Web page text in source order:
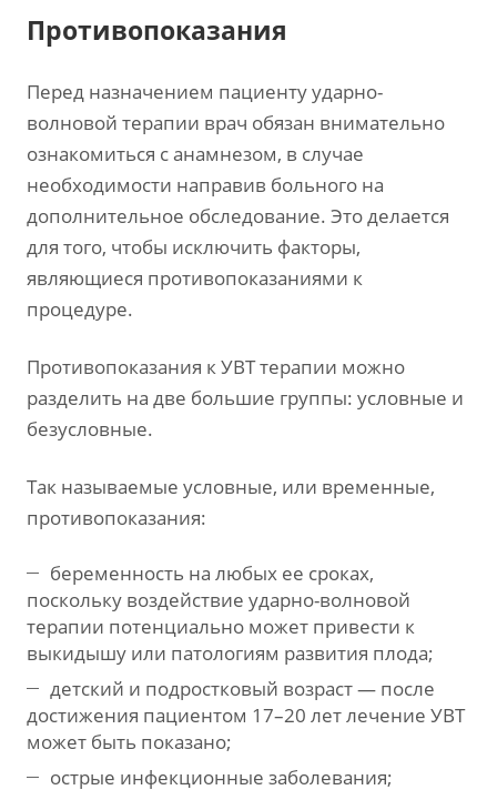
Противопоказания
Перед назначением пациенту ударно-
волновой терапии врач обязан внимательно
ознакомиться с анамнезом, в случае
необходимости направив больного на
дополнительное обследование. Это делается
для того, чтобы исключить факторы,
являющиеся противопоказаниями к
процедуре.
Противопоказания к УВТ терапии можно
разделить на две большие группы: условные и
безусловные.
Так называемые условные, или временные,
противопоказания:
беременность на любых ее сроках,
поскольку воздействие ударно-волновой
терапии потенциально может привести к
выкидышу или патологиям развития плода;
детский и подростковый возраст — после
достижения пациентом 17–20 лет лечение УВТ
может быть показано;
острые инфекционные заболевания;